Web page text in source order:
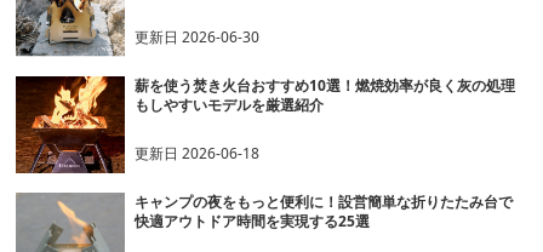
更新日2026-06-30
薪を使う焚き火台おすすめ10選！燃焼効率が良く灰の処理
もしやすいモデルを厳選紹介
更新日2026-06-18
キャンプの夜をもっと便利に！設営簡単な折りたたみ台で
快適アウトドア時間を実現する25選